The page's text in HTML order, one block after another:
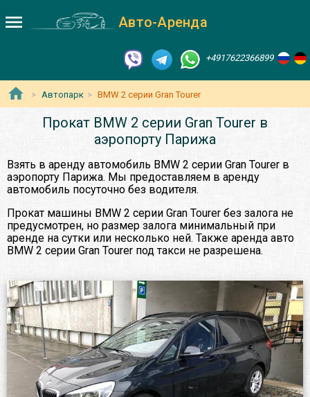
Авто-Аренда
+4917622366899
Автопарк BMW 2 серии Gran Tourer
Прокат BMW 2 серии Gran Tourer в
аэропорту Парижа
Взять в аренду автомобиль BMW 2 серии Gran Tourer в
аэропорту Парижа. Мы предоставляем в аренду
автомобиль посуточно без водителя.
Прокат машины BMW 2 серии Gran Tourer без залога не
предусмотрен, но размер залога минимальный при
аренде на сутки или несколько ней. Также аренда авто
BMW 2 серии Gran Tourer под такси не разрешена.